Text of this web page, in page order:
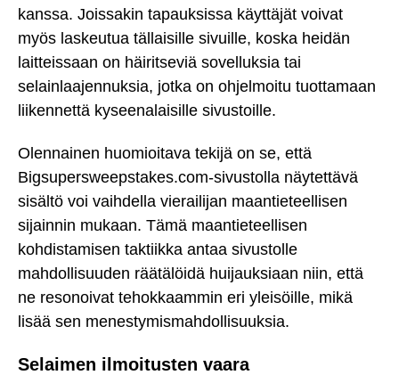
kanssa. Joissakin tapauksissa käyttäjät voivat
myös laskeutua tällaisille sivuille, koska heidän
laitteissaan on häiritseviä sovelluksia tai
selainlaajennuksia, jotka on ohjelmoitu tuottamaan
liikennettä kyseenalaisille sivustoille.
Olennainen huomioitava tekijä on se, että
Bigsupersweepstakes.com-sivustolla näytettävä
sisältö voi vaihdella vierailijan maantieteellisen
sijainnin mukaan. Tämä maantieteellisen
kohdistamisen taktiikka antaa sivustolle
mahdollisuuden räätälöidä huijauksiaan niin, että
ne resonoivat tehokkaammin eri yleisöille, mikä
lisää sen menestymismahdollisuuksia.
Selaimen ilmoitusten vaara